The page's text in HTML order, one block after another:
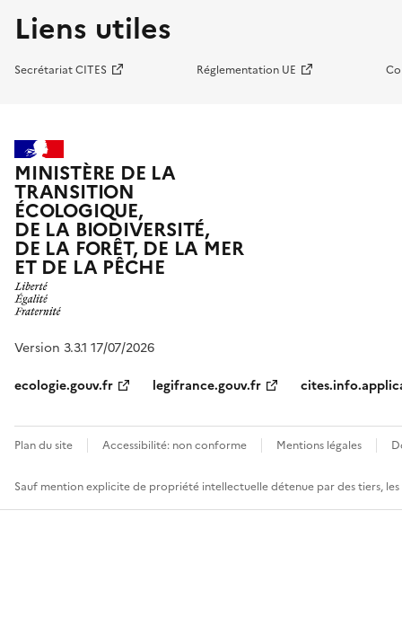
Liens utiles
Secrétariat CITES Réglementation UE
MINISTÈRE DE LA
TRANSITION
ÉCOLOGIQUE,
DE LA BIODIVERSITÉ,
DE LA FORÊT, DE LA MER
ET DE LA PÊCHE
Version 3.3.1 17/07/2026
ecologie.gouv.fr
legifrance.gouv.fr
Plan du site Accessibilité: non conforme Mentions légales
Sauf mention explicite de propriété intellectuelle détenue par des tiers,